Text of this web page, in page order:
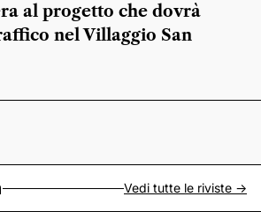
al progetto che dovrà
nel Villaggio San
Vedi tutte le riviste ->